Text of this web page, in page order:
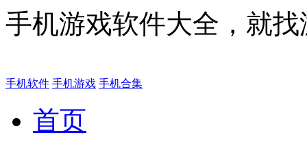
手机游戏软件大全，就
手机软件 手机游戏 手机合集
首页